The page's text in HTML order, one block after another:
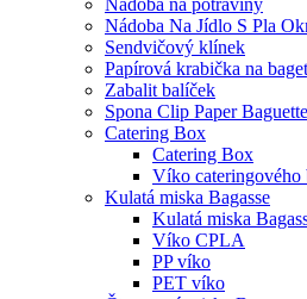
Nádoba Na Jídlo S Pla
Sendvičový klínek
Papírová krabička na
Zabalit balíček
Spona Clip Paper
Catering Box
Catering Box
Víko cateringového
Kulatá miska Bagasse
Kulatá miska
Víko CPLA
PP víko
PET víko